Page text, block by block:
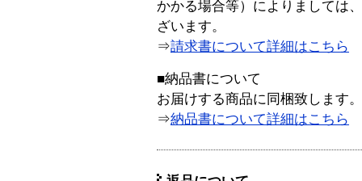
かかる場合等）によりましては
ざいます。
⇒請求書について詳細はこちら
■納品書について
お届けする商品に同梱致します。
⇒納品書について詳細はこちら